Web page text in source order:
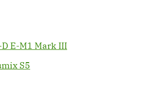
E-M1 Mark III
S5